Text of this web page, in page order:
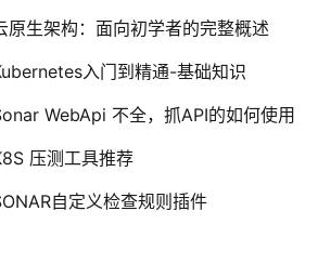
原生架构：面向初学者的完整概述
入门到精通-基础知识
WebApi 不全，抓API的如何使用
压测工具推荐
自定义检查规则插件